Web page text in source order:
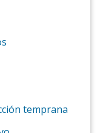
temprana